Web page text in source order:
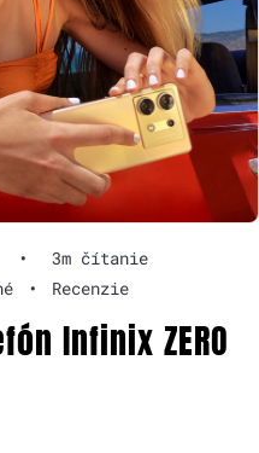
•
3m čítanie
• Recenzie
Infinix ZERO